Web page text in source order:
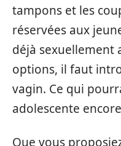
tampons et les
réservées aux
déjà sexuellement
options, il faut
vagin. Ce qui
adolescente
Que vous